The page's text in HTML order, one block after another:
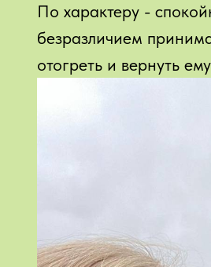
По характеру -
безразличием
отогреть и вернуть